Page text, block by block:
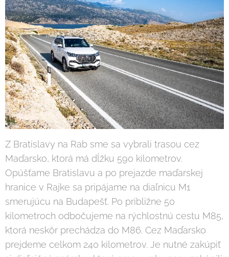
Z Bratislavy na Rab sme sa vybrali trasou cez
Maďarsko, ktorá má dĺžku 590 kilometrov.
Opúšťame Bratislavu a po prejazde maďarskej
hranice v Rajke sa pripájame na diaľnicu M1
smerujúcu na Budapešť. Po približne 50
kilometroch odbočujeme na rýchlostnú cestu M85,
ktorá neskôr prechádza do M86. Cez Maďarsko
prejdeme celkom 240 kilometrov. Je nutné zakúpiť